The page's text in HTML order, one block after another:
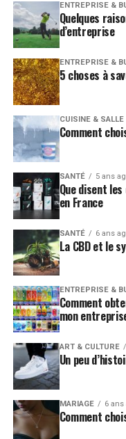
ENTREPRISE &
Quelques
d’entreprise
ENTREPRISE &
5 choses à
CUISINE & SALLE
Comment
SANTÉ 5 ans
Que disent
en France
SANTÉ 6 ans
La CBD et le
ENTREPRISE &
Comment
mon
ART & CULTURE
Un peu
MARIAGE 6 ans
Comment